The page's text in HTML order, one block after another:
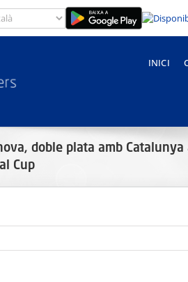
INICI
doble plata amb
Cup